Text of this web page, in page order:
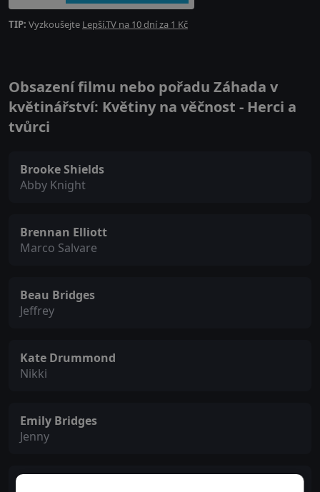
TIP: Vyzkoušejte Lepší.TV na 10 dní za 1 Kč
Obsazení filmu nebo pořadu Záhada v
květinářství: Květiny na věčnost - Herci a
tvůrci
Brooke Shields
Abby Knight
Brennan Elliott
Marco Salvare
Beau Bridges
Jeffrey
Kate Drummond
Nikki
Emily Bridges
Jenny